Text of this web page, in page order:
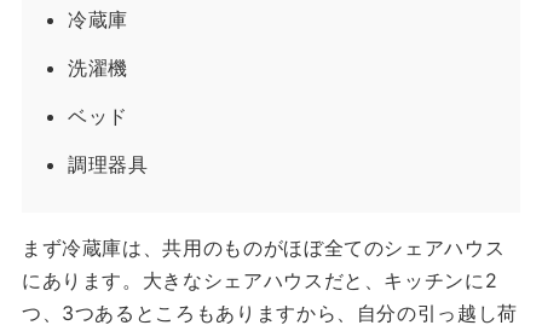
冷蔵庫
洗濯機
ベッド
調理器具
まず冷蔵庫は、共用のものがほぼ全てのシェアハウス
にあります。大きなシェアハウスだと、キッチンに2
つ、3つあるところもありますから、自分の引っ越し荷